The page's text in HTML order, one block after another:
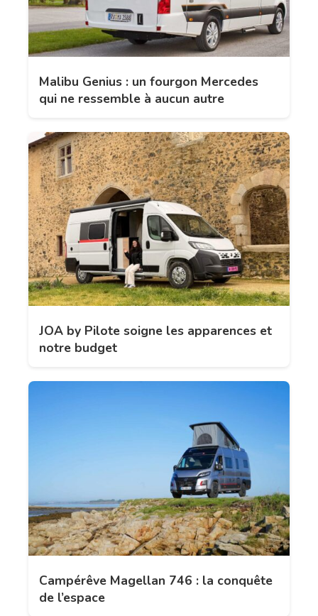
Malibu Genius : un fourgon Mercedes
qui ne ressemble à aucun autre
JOA by Pilote soigne les apparences et
notre budget
Campérêve Magellan 746 : la conquête
de l’espace